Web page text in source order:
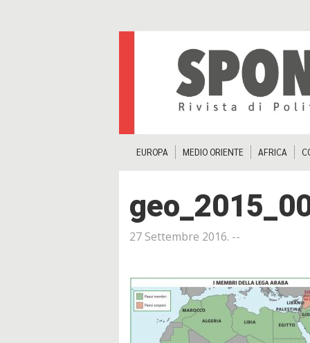
EUROPA MEDIO ORIENTE AFRICA
27 Settembre 2016. --